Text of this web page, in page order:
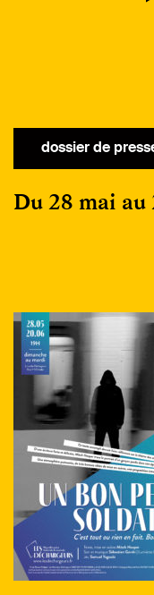
dossier de
Du 28 mai